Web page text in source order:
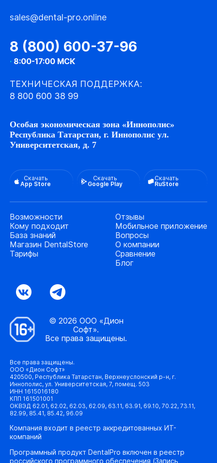
sales@dental-pro.online
8 (800) 600-37-96
· 8:00-17:00 МСК
ТЕХНИЧЕСКАЯ ПОДДЕРЖКА:
8 800 600 38 99
Особая экономическая зона «Иннополис»
Республика Татарстан, г. Иннополис ул.
Университетская, д. 7
Скачать
App Store
Скачать
Google Play
Скачать
RuStore
Возможности
Кому подходит
База знаний
Магазин DentalStore
Тарифы
Отзывы
Мобильное приложение
Вопросы
О компании
Сравнение
Блог
© 2026 ООО «Дион
Софт».
Все права защищены.
Все права защищены.
ООО «Дион Софт»
420500, Республика Татарстан, Верхнеуслонский р-н, г.
Иннополис, ул. Университетская, 7, помещ. 503
ИНН 1615016180
КПП 161501001
ОКВЭД 62.01, 62.02, 62.03, 62.09, 63.11, 63.91, 69.10, 70.22, 73.11,
82.99, 85.41, 85.42, 96.09
Компания входит в реестр аккредитованных ИТ-
компаний
Программный продукт DentalPro включен в реестр
российского программного обеспечения (Запись